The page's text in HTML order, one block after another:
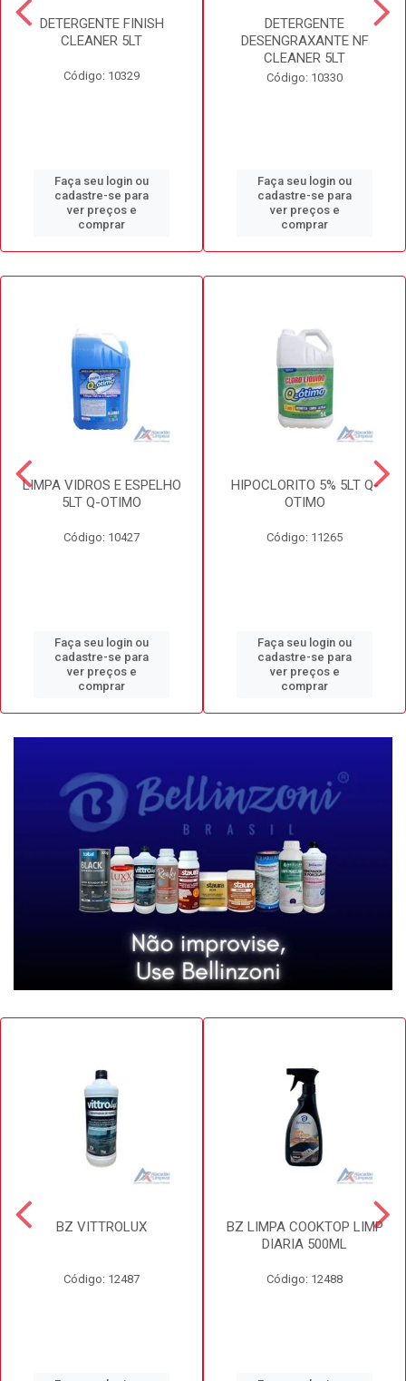
DETERGENTE FINISH
CLEANER 5LT
Código: 10329
Faça seu login ou
cadastre-se para
ver preços e
comprar
DETERGENTE
DESENGRAXANTE NF
CLEANER 5LT
Código: 10330
Faça seu login ou
cadastre-se para
ver preços e
comprar
LIMPA VIDROS E ESPELHO
5LT Q-OTIMO
Código: 10427
Faça seu login ou
cadastre-se para
ver preços e
comprar
HIPOCLORITO 5% 5LT Q-
OTIMO
Código: 11265
Faça seu login ou
cadastre-se para
ver preços e
comprar
BZ VITTROLUX
Código: 12487
BZ LIMPA COOKTOP LIMP
DIARIA 500ML
Código: 12488